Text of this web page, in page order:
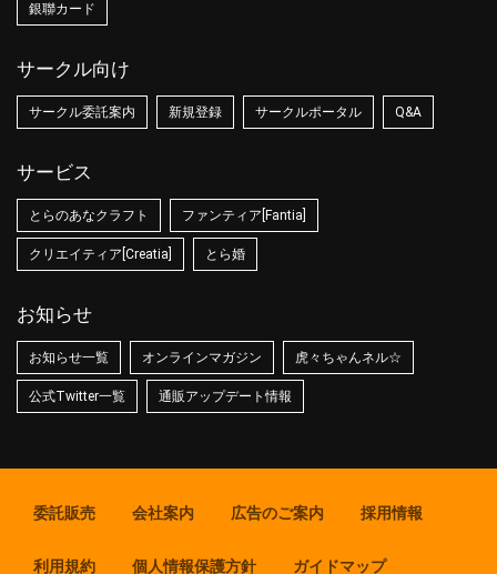
銀聯カード
サークル向け
サークル委託案内 新規登録 サークルポータル Q&A
サービス
とらのあなクラフト ファンティア[Fantia]
クリエイティア[Creatia] とら婚
お知らせ
お知らせ一覧 オンラインマガジン 虎々ちゃんネル☆
公式Twitter一覧 通販アップデート情報
委託販売 会社案内 広告のご案内 採用情報
利用規約 個人情報保護方針 ガイドマップ